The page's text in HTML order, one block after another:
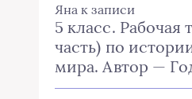
Яна к записи
5 класс. Рабочая
часть) по
мира. Автор —